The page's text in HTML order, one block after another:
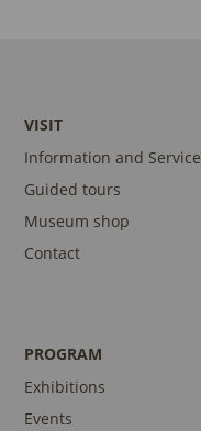
VISIT
Information and Service
Guided tours
Museum shop
Contact
PROGRAM
Exhibitions
Events